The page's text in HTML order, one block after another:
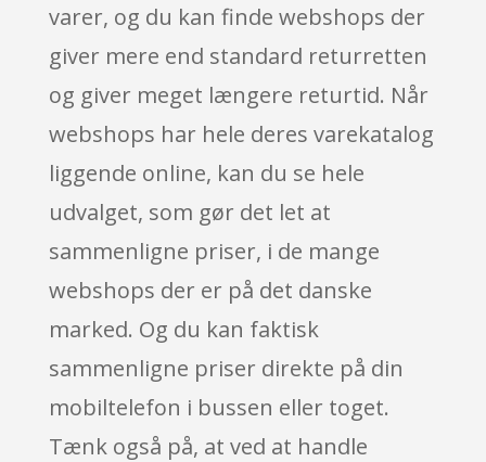
varer, og du kan finde webshops der
giver mere end standard returretten
og giver meget længere returtid. Når
webshops har hele deres varekatalog
liggende online, kan du se hele
udvalget, som gør det let at
sammenligne priser, i de mange
webshops der er på det danske
marked. Og du kan faktisk
sammenligne priser direkte på din
mobiltelefon i bussen eller toget.
Tænk også på, at ved at handle